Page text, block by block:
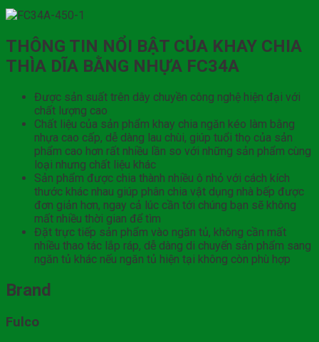
THÔNG TIN NỔI BẬT CỦA KHAY CHIA
THÌA DĨA BẰNG NHỰA FC34A
Được sản suất trên dây chuyền công nghệ hiện đại với
chất lượng cao
Chất liệu của sản phẩm khay chia ngăn kéo làm bằng
nhựa cao cấp, dễ dàng lau chùi, giúp tuổi thọ của sản
phẩm cao hơn rất nhiều lần so với những sản phẩm cùng
loại nhưng chất liệu khác
Sản phẩm được chia thành nhiều ô nhỏ với cách kích
thước khác nhau giúp phân chia vật dụng nhà bếp được
đơn giản hơn, ngay cả lúc cần tới chúng bạn sẽ không
mất nhiều thời gian để tìm
Đặt trực tiếp sản phẩm vào ngăn tủ, không cần mất
nhiều thao tác lắp ráp, dễ dàng di chuyển sản phẩm sang
ngăn tủ khác nếu ngăn tủ hiện tại không còn phù hợp
Brand
Fulco